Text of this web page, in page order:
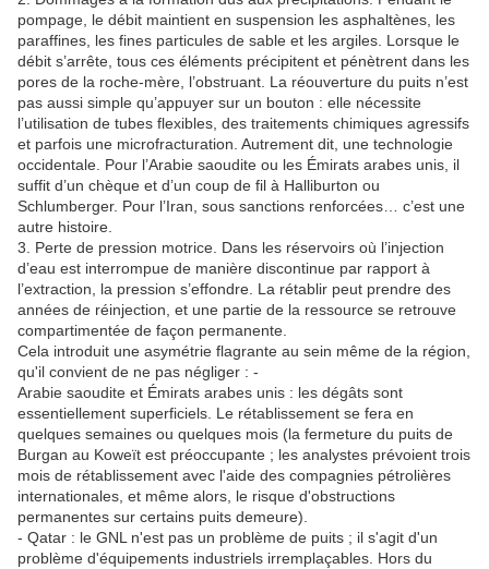
pompage, le débit maintient en suspension les asphaltènes, les
paraffines, les fines particules de sable et les argiles. Lorsque le
débit s’arrête, tous ces éléments précipitent et pénètrent dans les
pores de la roche-mère, l’obstruant. La réouverture du puits n’est
pas aussi simple qu’appuyer sur un bouton : elle nécessite
l’utilisation de tubes flexibles, des traitements chimiques agressifs
et parfois une microfracturation. Autrement dit, une technologie
occidentale. Pour l’Arabie saoudite ou les Émirats arabes unis, il
suffit d’un chèque et d’un coup de fil à Halliburton ou
Schlumberger. Pour l’Iran, sous sanctions renforcées… c’est une
autre histoire.
3. Perte de pression motrice. Dans les réservoirs où l’injection
d’eau est interrompue de manière discontinue par rapport à
l’extraction, la pression s’effondre. La rétablir peut prendre des
années de réinjection, et une partie de la ressource se retrouve
compartimentée de façon permanente.
Cela introduit une asymétrie flagrante au sein même de la région,
qu'il convient de ne pas négliger : -
Arabie saoudite et Émirats arabes unis : les dégâts sont
essentiellement superficiels. Le rétablissement se fera en
quelques semaines ou quelques mois (la fermeture du puits de
Burgan au Koweït est préoccupante ; les analystes prévoient trois
mois de rétablissement avec l'aide des compagnies pétrolières
internationales, et même alors, le risque d'obstructions
permanentes sur certains puits demeure).
- Qatar : le GNL n'est pas un problème de puits ; il s'agit d'un
problème d'équipements industriels irremplaçables. Hors du